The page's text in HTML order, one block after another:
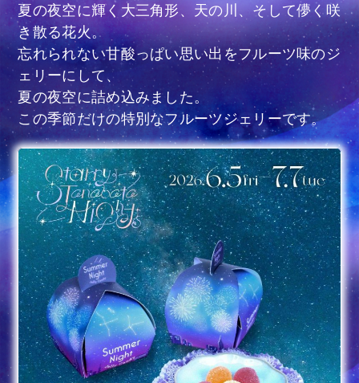
夏の夜空に輝く大三角形、天の川、そして儚く咲
き散る花火。
忘れられない甘酸っぱい思い出をフルーツ味のジ
ェリーにして、
夏の夜空に詰め込みました。
この季節だけの特別なフルーツジェリーです。